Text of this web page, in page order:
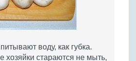
воду, как губка.
хозяйки стараются не мыть,